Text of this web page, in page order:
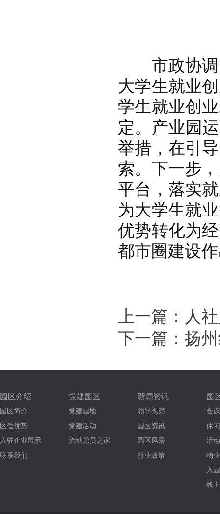
市政协调
大学生就业
学生就业创
定。产业园
举措，在引
索。下一步
平台，落实
为大学生就
优势转化为
都市圈建设
上一篇： 人
下一篇： 扬
园区介绍
园区简介
区位优势
入驻企业展示
联系我们
党建园区
党建园地
党建活动
流动党员之家
新闻资讯
领导视察
园区资讯
园区风采
行业政策
园
会
休
活
物
入
线